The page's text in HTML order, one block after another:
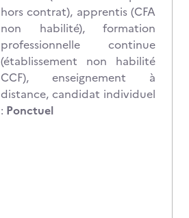
hors contrat), apprentis (CFA
non habilité), formation
professionnelle continue
(établissement non habilité
CCF), enseignement à
distance, candidat individuel
: Ponctuel